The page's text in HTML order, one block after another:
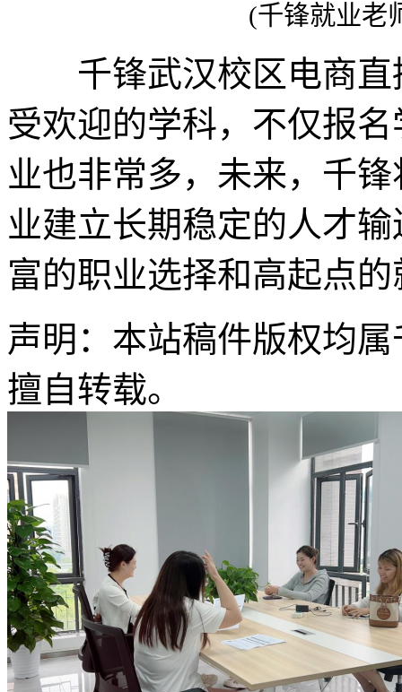
(千锋就业老
千锋武汉校区电商直
受欢迎的学科，不仅报
业也非常多，未来，千
业建立长期稳定的人才
富的职业选择和高起点
声明：本站稿件版权均
擅自转载。